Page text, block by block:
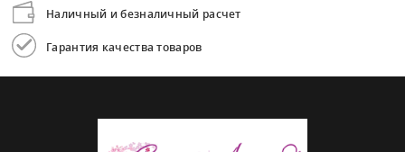
Наличный и безналичный расчет
Гарантия качества товаров